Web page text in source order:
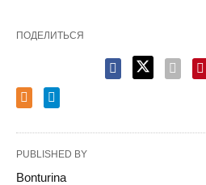
ПОДЕЛИТЬСЯ
PUBLISHED BY
Bonturina